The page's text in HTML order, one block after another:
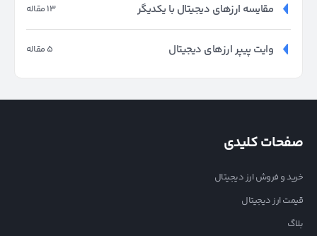
13 مقاله مقایسه ارزهای دیجیتال با یکدیگر
5 مقاله وایت پیپر ارزهای دیجیتال
صفحات کلیدی
خرید و فروش ارز دیجیتال
قیمت ارز دیجیتال
بلاگ